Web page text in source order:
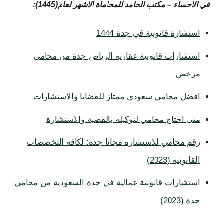
في الاحساء – مكتب الحامد للمحاماة الاشهر لعام(1445):
استشارة قانونية في جدة 1444
استشارات قانونية عقارية الرياض جدة من محامي
مرخص
افضل محامي سعودي ممتاز للقضايا والاستشارات
متى احتاج محامي لتوكيله بالقضية والاستشارة
رقم محامي للاستشاره مجانا جدة: لكافة التخصصات
القانونية (2023)
استشارات قانونية عمالية في جدة السعودية من محامي
جدة (2023)